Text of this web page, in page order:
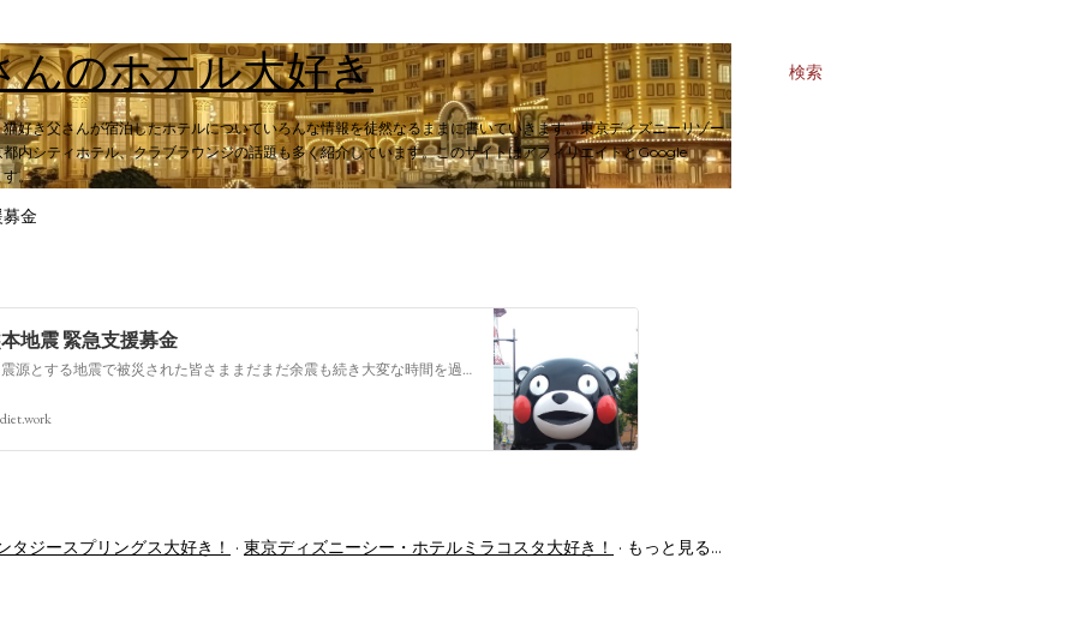
検索
んのホテル大好き
好き父さんが宿泊したホテルについていろんな情報を徒然なるままに書いていきます。東京ディズニーリゾー
内シティホテル、クラブラウンジの話題も多く紹介しています。このサイトはアフィリエイトとGoogle
す。
金
地震 緊急支援募金
今回の熊本を震源とする地震で被災された皆さままだまだ余震も続き大変な時間を過ごされていると思います。心よりお見舞い申し上げます
タジースプリングス大好き！ 東京ディズニーシー・ホテルミラコスタ大好き！ もっと見る…